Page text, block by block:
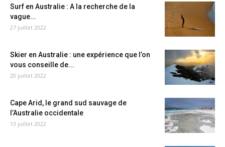
Surf en Australie : A la recherche de la
vague...
27 juillet 2022
Skier en Australie : une expérience que l’on
vous conseille de...
20 juillet 2022
Cape Arid, le grand sud sauvage de
l’Australie occidentale
13 juillet 2022